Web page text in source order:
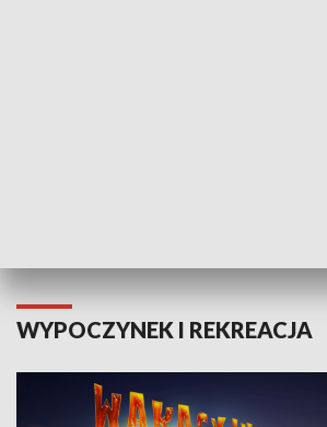
WYPOCZYNEK I REKREACJA